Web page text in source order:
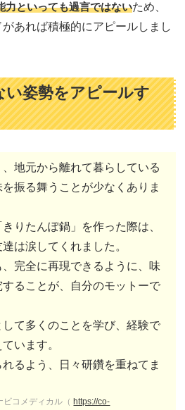
力といっても過言ではないため、
あれば積極的にアピールしまし
い姿勢をアピールす
地元から離れて暮らしている
振る舞うことが少なくありま
りたんぽ鍋」を作った際は、
は涙してくれました。
完全に再現できるように、味
ることが、自分のモットーで
て多くのことを学び、経験で
います。
るよう、日々研鑽を重ねてま
ビコメディカル（ https://co-